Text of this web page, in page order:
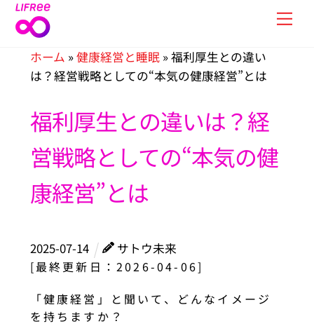
Skip
ホーム »健康経営と睡眠 »福利厚生との違い
は？経営戦略としての“本気の健康経営”とは
福利厚生との違いは？経
営戦略としての“本気の健
康経営”とは
2025-07-14
サトウ未来
[最終更新日：2026-04-06]
「健康経営」と聞いて、どんなイメージ
を持ちますか？